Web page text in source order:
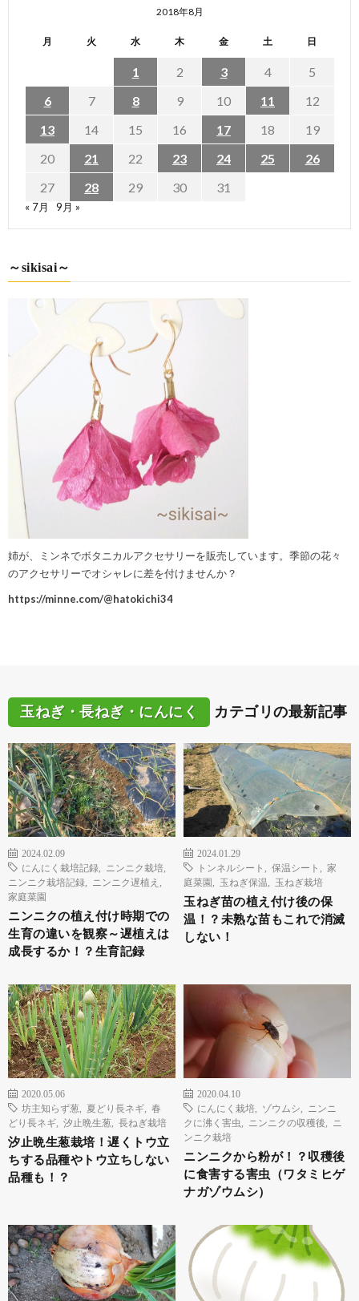
2018年8月
月 火 水 木 金 土 日
1 2 3 4
5
6
7 8 9 10 11
12
13
14 15 16 17 18
19
20
21 22 23 24 25
26
27
28 29 30 31
« 7月 9月 »
～sikisai～
姉が、ミンネでボタニカルアクセサリーを販売しています。季節の花々
のアクセサリーでオシャレに差を付けませんか？
https://minne.com/@hatokichi34
玉ねぎ・長ねぎ・にんにく カテゴリの最新記事
2024.02.09
にんにく栽培記録
ニンニク栽培
ニンニク栽培記録
ニンニク遅植え
家庭菜園
ニンニクの植え付け時期での
生育の違いを観察～遅植えは
成長するか！？生育記録
2024.01.29
トンネルシート
保温シート
家
庭菜園
玉ねぎ保温 玉ねぎ栽培
玉ねぎ苗の植え付け後の保
温！？未熟な苗もこれで消滅
しない！
2020.05.06
坊主知らず葱
夏どり長ネギ
春
どり長ネギ
汐止晩生葱 長ねぎ栽培
汐止晩生葱栽培！遅くトウ立
ちする品種やトウ立ちしない
品種も！？
2020.04.10
にんにく栽培
ゾウムシ
ニンニ
クに沸く害虫
ニンニクの収穫後
ニ
ンニク栽培
ニンニクから粉が！？収穫後
に食害する害虫（ワタミヒゲ
ナガゾウムシ）